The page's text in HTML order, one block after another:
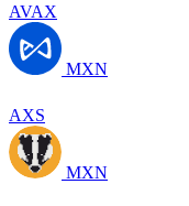
AVAX
MXN
AXS
MXN